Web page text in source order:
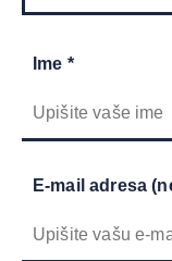
Ime *
E-mail adresa